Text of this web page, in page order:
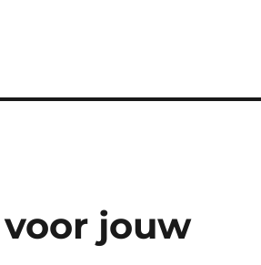
jouw